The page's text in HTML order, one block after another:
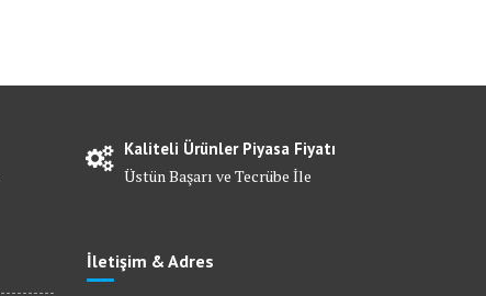
Kaliteli Ürünler Piyasa Fiyatı
Üstün Başarı ve Tecrübe İle
İletişim & Adres